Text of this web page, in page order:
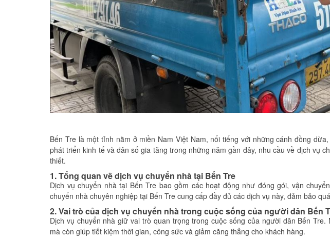
Bến Tre là một tỉnh nằm ở miền Nam Việt Nam, nổi tiếng với những cánh đồng
phát triển kinh tế và dân số gia tăng trong những năm gần đây, nhu cầu về dịch vụ
thiết.
1. Tổng quan về dịch vụ chuyển nhà tại Bến Tre
Dịch vụ chuyển nhà tại Bến Tre bao gồm các hoạt động như đóng gói, vận
chuyển nhà chuyên nghiệp tại Bến Tre cung cấp đầy đủ các dịch vụ này, đảm bảo
2. Vai trò của dịch vụ chuyển nhà trong cuộc sống của người dân Bến
Dịch vụ chuyển nhà giữ vai trò quan trọng trong cuộc sống của người dân Bến
mà còn giúp tiết kiệm thời gian, công sức và giảm căng thẳng cho khách hàng.